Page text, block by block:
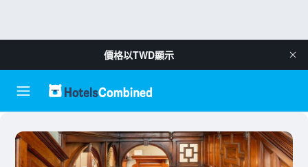
價格以TWD顯示